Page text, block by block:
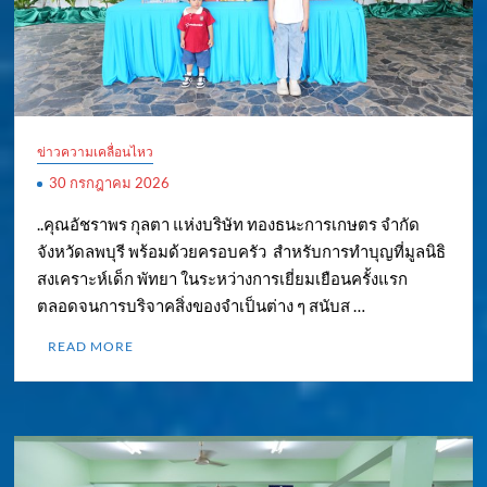
ข่าวความเคลื่อนไหว
30 กรกฎาคม 2026
..คุณอัชราพร กุลตา แห่งบริษัท ทองธนะการเกษตร จำกัด
จังหวัดลพบุรี พร้อมด้วยครอบครัว สำหรับการทำบุญที่มูลนิธิ
สงเคราะห์เด็ก พัทยา ในระหว่างการเยี่ยมเยือนครั้งแรก
ตลอดจนการบริจาคสิ่งของจำเป็นต่าง ๆ สนับส …
READ MORE